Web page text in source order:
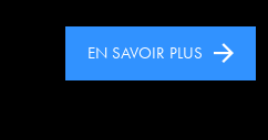
EN SAVOIR PLUS